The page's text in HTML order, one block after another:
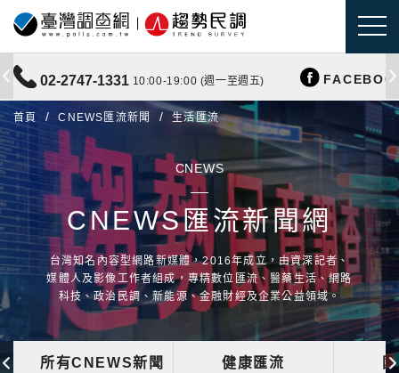
02-2747-1331 10:00-19:00 (週一至週五)
首頁 CNEWS匯流新聞 生活匯流
CNEWS
CNEWS匯流新聞網
台灣知名內容型網路新媒體，2016年成立，由資深記者、
媒體人及影像工作者組成，專精數位匯流、醫藥生活、網路
科技、政治民調、新能源、金融財經及企業公益領域。
所有CNEWS新聞 健康匯流